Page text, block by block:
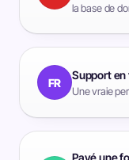
la base de
FR
Support
Une vraie
Payé une